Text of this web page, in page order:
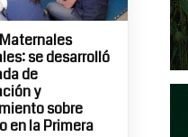
se desarrolló
de
y
sobre
en la Primera